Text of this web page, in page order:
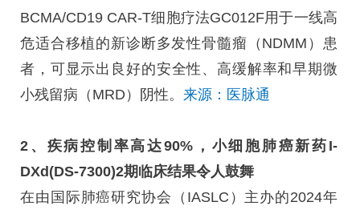
BCMA/CD19 CAR-T细胞疗法GC012F用于一线高
危适合移植的新诊断多发性骨髓瘤（NDMM）患
者，可显示出良好的安全性、高缓解率和早期微
小残留病（MRD）阴性。 来源：医脉通
2、疾病控制率高达90%，小细胞肺癌新药I-
DXd(DS-7300)2期临床结果令人鼓舞
在由国际肺癌研究协会（IASLC）主办的2024年